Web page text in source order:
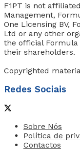
F1PT is not
Management,
One Licensing BV,
Ltd or any other
the official Formula
their shareholders.
Copyrighted
Redes Sociais
Sobre Nós
Política de
Contactos